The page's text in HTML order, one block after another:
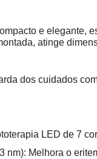
e elegante,
atinge
dos cuidados
LED de 7
nm): Melhora o